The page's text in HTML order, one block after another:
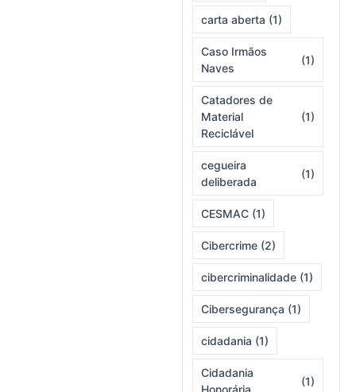
carta aberta (1)
Caso Irmãos
Naves
(1)
Catadores de
Material
Reciclável
(1)
cegueira
deliberada
(1)
CESMAC (1)
Cibercrime (2)
cibercriminalidade (1)
Cibersegurança (1)
cidadania (1)
Cidadania
(1)